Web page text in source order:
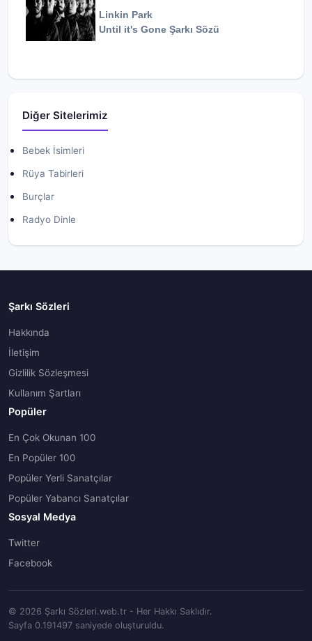
Linkin Park
Until it's Gone Şarkı Sözü
Diğer Sitelerimiz
Bebek İsimleri
Rüya Tabirleri
Burçlar
Radyo Dinle
Şarkı Sözleri
Hakkında
İletişim
Gizlilik Sözleşmesi
Kullanım Şartları
Popüler
En Çok Okunan 100
En Popüler 100
Popüler Yerli Sanatçılar
Popüler Yabancı Sanatçılar
Sosyal Medya
Twitter
Facebook
© 2026 Şarkı Sözleri.web.tr - Her Hakkı Saklıdır.
Sayfa 0.191497 saniyede oluşturuldu.